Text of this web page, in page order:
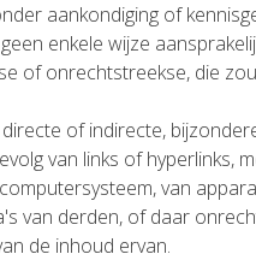
aankondiging of
enkele wijze
of onrechtstreekse, die
of indirecte,
van links of hyperlinks,
van
van derden, of daar
de inhoud ervan.